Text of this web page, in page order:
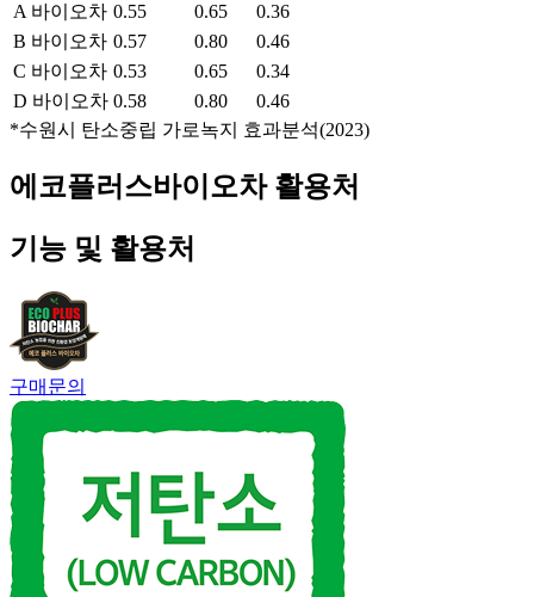
A 바이오차 0.55 0.65
0.36
B 바이오차 0.57 0.80
0.46
C 바이오차 0.53 0.65
0.34
D 바이오차 0.58 0.80
0.46
*수원시 탄소중립 가로녹지 효과분석(2023)
에코플러스바이오차 활용처
기능 및 활용처
구매문의